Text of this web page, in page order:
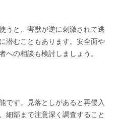
うと、害獣が逆に刺激されて逃
潜むこともあります。安全面や
への相談も検討しましょう。
です。見落としがあると再侵入
細部まで注意深く調査すること